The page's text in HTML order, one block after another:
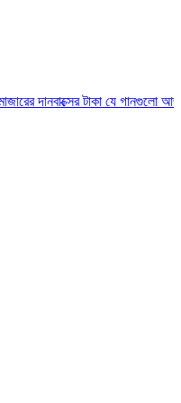
টাকাযে গানগুলো আজও ফিরিয়ে